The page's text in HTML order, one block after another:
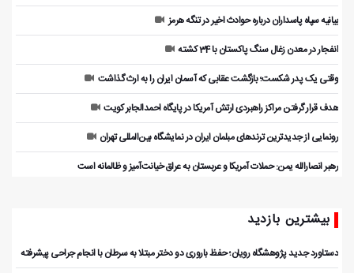
بیانیه سپاه پاسداران درباره حوادث اخیر در تنگه هرمز
انفجار در معدن زغال سنگ پاکستان با 34 کشته
وقتی یک پدر شکست؛ بازگشت عقابی که آسمان ایران را به ارث گذاشت
هدف قرار گرفتن مراکز راهبردی ارتش آمریکا در پایگاه احمدالجابر کویت
رونمایی از جدیدترین ترندهای مبلمان ایران در نمایشگاه بین‌المللی تهران
رهبر انصارالله یمن: حملات آمریکا و عربستان به عراق خیانت‌آمیز و ظالمانه است
بیشترین بازدید
دستاورد جدید پژوهشگاه رویان؛ حفظ باروری دو دختر مبتلا به سرطان با انجام جراحی پیشرفته